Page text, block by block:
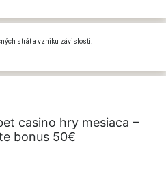
strát a vzniku závislosti.
casino hry mesiaca –
bonus 50€